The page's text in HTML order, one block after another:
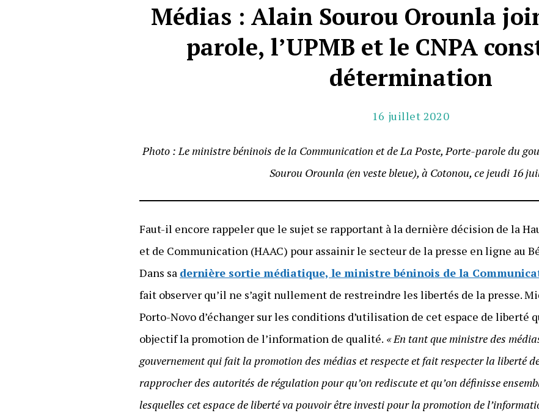
Médias : Alain Sourou Orounla
parole, l’UPMB et le CNPA
détermination
16 juillet 2020
Photo : Le ministre béninois de la Communication et de La Poste, Porte-parole du
Sourou Orounla (en veste bleue), à Cotonou, ce jeudi 16
Faut-il encore rappeler que le sujet se rapportant à la dernière décision de la
et de Communication (HAAC) pour assainir le secteur de la presse en ligne au
Dans sa dernière sortie médiatique, le ministre béninois de la
fait observer qu’il ne s’agit nullement de restreindre les libertés de la presse.
Porto-Novo d’échanger sur les conditions d’utilisation de cet espace de liberté
objectif la promotion de l’information de qualité. « En tant que ministre des
gouvernement qui fait la promotion des médias et respecte et fait respecter la liberté
rapprocher des autorités de régulation pour qu’on rediscute et qu’on définisse
lesquelles cet espace de liberté va pouvoir être investi pour la promotion de